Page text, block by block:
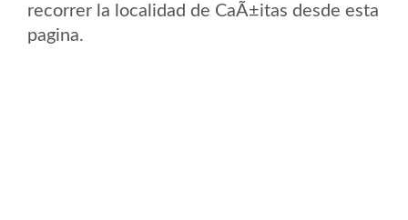
recorrer la localidad de CaÃ±itas desde esta
pagina.